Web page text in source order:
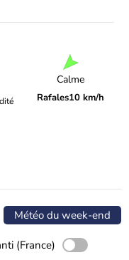
Calme
Rafales10 km/h
Météo du week-end
(France)